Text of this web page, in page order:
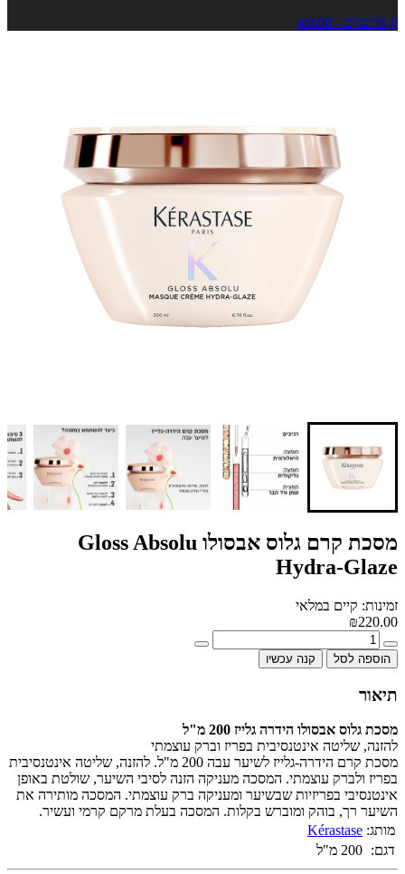
0 פריט\ים - ₪0.00
מסכת קרם גלוס אבסולו Gloss Absolu
Hydra-Glaze
זמינות: קיים במלאי
₪220.00
הוספה לסל קנה עכשיו
תיאור
מסכת גלוס אבסולו הידרה גלייז 200 מ"ל
להזנה, שליטה אינטנסיבית בפריז וברק עוצמתי
מסכת קרם הידרה-גלייז לשיער עבה 200 מ"ל. להזנה, שליטה אינטנסיבית
בפריז ולברק עוצמתי. המסכה מעניקה הזנה לסיבי השיער, שולטת באופן
אינטנסיבי בפריזיות שבשיער ומעניקה ברק עוצמתי. המסכה מותירה את
השיער רך, בוהק ומוברש בקלות. המסכה בעלת מרקם קרמי ועשיר.
מותג: Kérastase
דגם: 200 מ"ל